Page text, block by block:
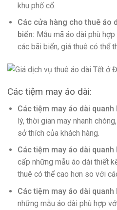
khu phố cổ.
Các cửa hàng cho thuê áo
biển: Mẫu mã áo dài phù
các bãi biển, giá thuê có thể
Các tiệm may áo dài:
Các tiệm may áo dài quanh
lý, thời gian may nhanh
sở thích của khách hàng.
Các tiệm may áo dài
cấp những mẫu áo dài thiết
thuê có thể cao hơn so với
Các tiệm may áo dài
những mẫu áo dài phù hợp